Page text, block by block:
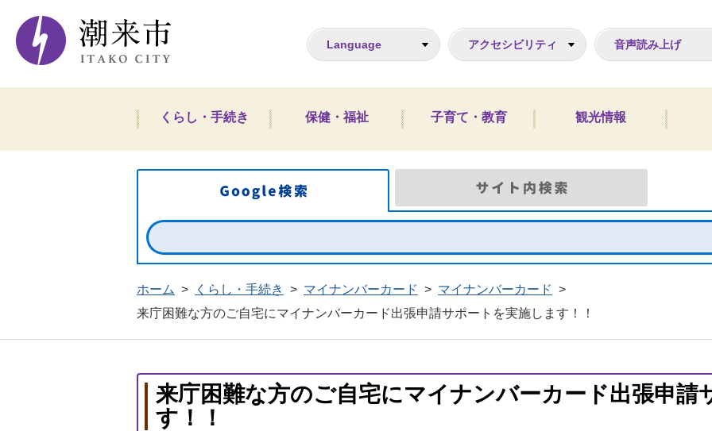
潮来市ホームページ
Language アクセシビリティ 音声読み上げ
くらし・手続き 保健・福祉 子育て・教育 観光情報
Google検索
ホーム > くらし・手続き > マイナンバーカード > マイナンバーカード >
来庁困難な方のご自宅にマイナンバーカード出張申請サポートを実施します！！
来庁困難な方のご自宅にマイナンバーカード出張申請
す！！